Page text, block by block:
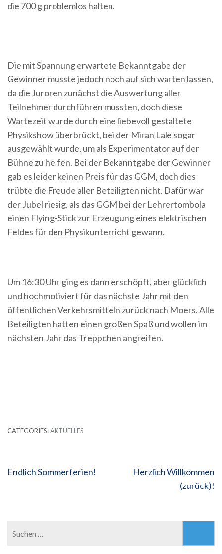
die 700 g problemlos halten.
Die mit Spannung erwartete Bekanntgabe der
Gewinner musste jedoch noch auf sich warten lassen,
da die Juroren zunächst die Auswertung aller
Teilnehmer durchführen mussten, doch diese
Wartezeit wurde durch eine liebevoll gestaltete
Physikshow überbrückt, bei der Miran Lale sogar
ausgewählt wurde, um als Experimentator auf der
Bühne zu helfen. Bei der Bekanntgabe der Gewinner
gab es leider keinen Preis für das GGM, doch dies
trübte die Freude aller Beteiligten nicht. Dafür war
der Jubel riesig, als das GGM bei der Lehrertombola
einen Flying-Stick zur Erzeugung eines elektrischen
Feldes für den Physikunterricht gewann.
Um 16:30 Uhr ging es dann erschöpft, aber glücklich
und hochmotiviert für das nächste Jahr mit den
öffentlichen Verkehrsmitteln zurück nach Moers. Alle
Beteiligten hatten einen großen Spaß und wollen im
nächsten Jahr das Treppchen angreifen.
CATEGORIES:AKTUELLES
Beitragsnavigation
Endlich Sommerferien!
Herzlich Willkommen
(zurück)!